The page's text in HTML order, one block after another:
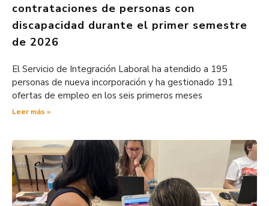
contrataciones de personas con
discapacidad durante el primer semestre
de 2026
El Servicio de Integración Laboral ha atendido a 195
personas de nueva incorporación y ha gestionado 191
ofertas de empleo en los seis primeros meses
Leer más »